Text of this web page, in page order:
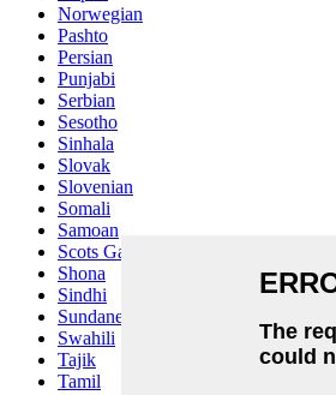
Norwegian
Pashto
Persian
Punjabi
Serbian
Sesotho
Sinhala
Slovak
Slovenian
Somali
Samoan
Scots Gaelic
Shona
Sindhi
Sundanese
Swahili
Tajik
Tamil